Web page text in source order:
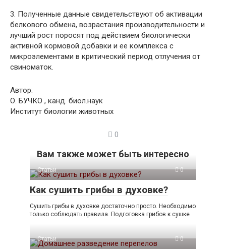
3. Полученные данные свидетельствуют об активации
белкового обмена, возрастания производительности и
лучший рост поросят под действием биологически
активной кормовой добавки и ее комплекса с
микроэлементами в критический период отлучения от
свиноматок.
Автор:
О. БУЧКО , канд. биол.наук
Институт биологии животных
0
Вам также может быть интересно
Статьи 0
Как сушить грибы в духовке?
Сушить грибы в духовке достаточно просто. Необходимо
только соблюдать правила. Подготовка грибов к сушке
Статьи 0